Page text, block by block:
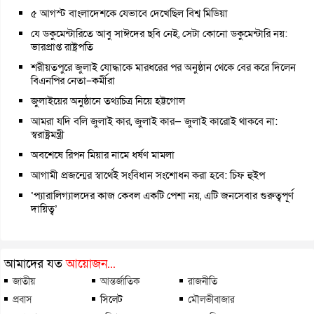
৫ আগস্ট বাংলাদেশকে যেভাবে দেখেছিল বিশ্ব মিডিয়া
যে ডকুমেন্টারিতে আবু সাঈদের ছবি নেই, সেটা কোনো ডকুমেন্টারি নয়:
ভারপ্রাপ্ত রাষ্ট্রপতি
শরীয়তপুরে জুলাই যোদ্ধাকে মারধরের পর অনুষ্ঠান থেকে বের করে দিলেন
বিএনপির নেতা–কর্মীরা
জুলাইয়ের অনুষ্ঠানে তথ্যচিত্র নিয়ে হট্টগোল
আমরা যদি বলি জুলাই কার, জুলাই কার— জুলাই কারোই থাকবে না:
স্বরাষ্ট্রমন্ত্রী
অবশেষে রিপন মিয়ার নামে ধর্ষণ মামলা
আগামী প্রজন্মের স্বার্থেই সংবিধান সংশোধন করা হবে: চিফ হুইপ
‘প্যারালিগ্যালদের কাজ কেবল একটি পেশা নয়, এটি জনসেবার গুরুত্বপূর্ণ
দায়িত্ব’
আমাদের যতআয়োজন...
জাতীয় আন্তর্জাতিক
রাজনীতি
প্রবাস
সিলেট
মৌলভীবাজার